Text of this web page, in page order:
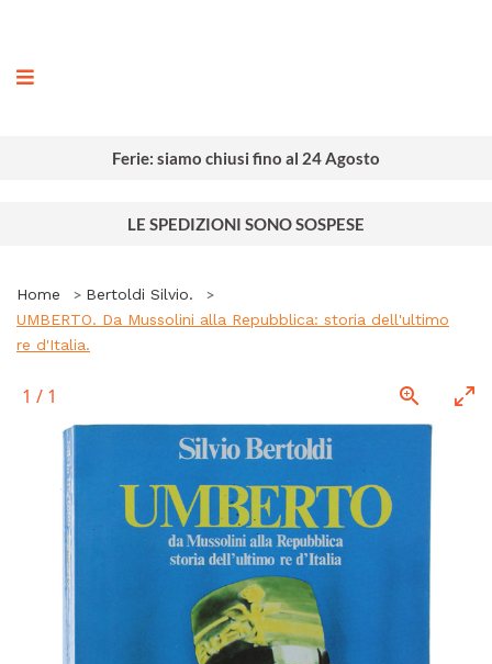
Ferie: siamo chiusi fino al 24 Agosto
LE SPEDIZIONI SONO SOSPESE
Home
Bertoldi Silvio.
UMBERTO. Da Mussolini alla Repubblica: storia dell'ultimo
re d'Italia.
1 / 1